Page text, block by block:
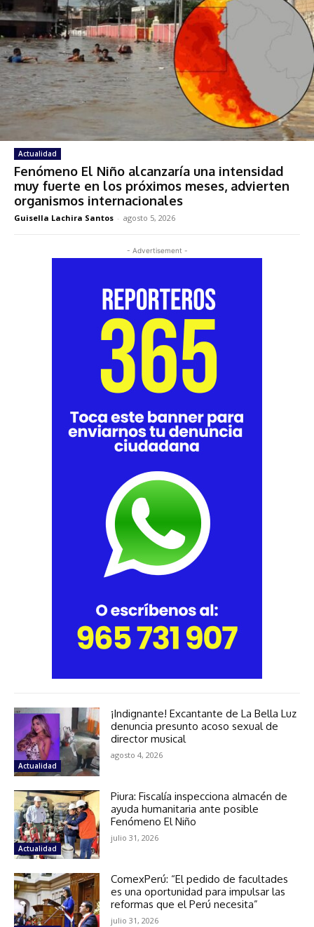
Actualidad
Fenómeno El Niño alcanzaría una intensidad
muy fuerte en los próximos meses, advierten
organismos internacionales
Guisella Lachira Santos - agosto 5, 2026
- Advertisement -
Actualidad
¡Indignante! Excantante de La Bella Luz
denuncia presunto acoso sexual de
director musical
agosto 4, 2026
Actualidad
Piura: Fiscalía inspecciona almacén de
ayuda humanitaria ante posible
Fenómeno El Niño
julio 31, 2026
ComexPerú: “El pedido de facultades
es una oportunidad para impulsar las
reformas que el Perú necesita”
julio 31, 2026